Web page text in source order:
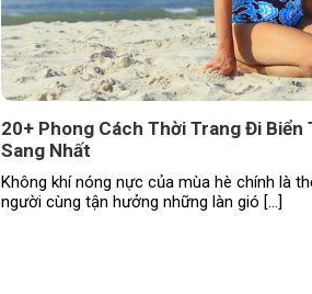
20+ Phong Cách Thời Trang Đi Biển
Sang Nhất
Không khí nóng nực của mùa hè chính là
người cùng tận hưởng những làn gió […]